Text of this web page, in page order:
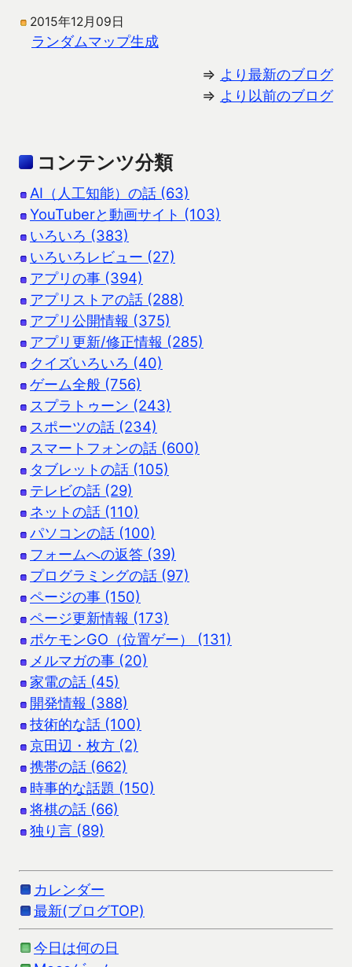
2015年12月09日
ランダムマップ生成
⇒ より最新のブログ
⇒ より以前のブログ
コンテンツ分類
AI（人工知能）の話 (63)
YouTuberと動画サイト (103)
いろいろ (383)
いろいろレビュー (27)
アプリの事 (394)
アプリストアの話 (288)
アプリ公開情報 (375)
アプリ更新/修正情報 (285)
クイズいろいろ (40)
ゲーム全般 (756)
スプラトゥーン (243)
スポーツの話 (234)
スマートフォンの話 (600)
タブレットの話 (105)
テレビの話 (29)
ネットの話 (110)
パソコンの話 (100)
フォームへの返答 (39)
プログラミングの話 (97)
ページの事 (150)
ページ更新情報 (173)
ポケモンGO（位置ゲー） (131)
メルマガの事 (20)
家電の話 (45)
開発情報 (388)
技術的な話 (100)
京田辺・枚方 (2)
携帯の話 (662)
時事的な話題 (150)
将棋の話 (66)
独り言 (89)
カレンダー
最新(ブログTOP)
今日は何の日